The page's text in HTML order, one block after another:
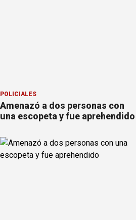
POLICIALES
Amenazó a dos personas con
una escopeta y fue aprehendido